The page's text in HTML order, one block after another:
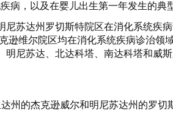
病，以及在婴儿出生第一年发生的典
苏达州罗切斯特院区在消化系统疾
维尔院区均在消化系统疾病诊治
尼苏达、北达科塔、南达科塔和威
州的杰克逊威尔和明尼苏达州的罗